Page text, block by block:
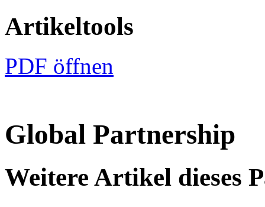
Artikeltools
PDF öffnen
Global Partnership
Weitere Artikel dieses